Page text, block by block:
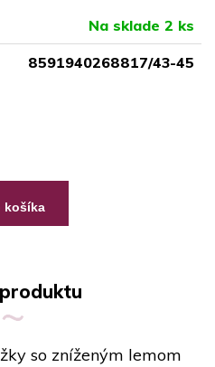
Na sklade 2 ks
8591940268817/43-45
košíka
so zníženým lemom